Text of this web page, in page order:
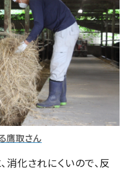
鷹取さん
消化されにくいので、反